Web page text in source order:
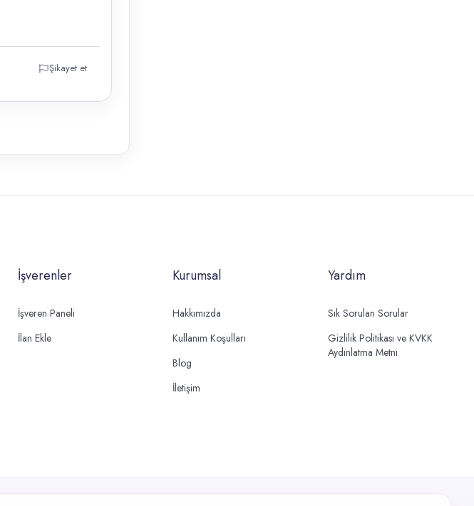
Şikayet et
İşverenler
İşveren Paneli
İlan Ekle
Kurumsal
Hakkımızda
Kullanım Koşulları
Blog
İletişim
Yardım
Sık Sorulan Sorular
Gizlilik Politikası ve KVKK
Aydınlatma Metni